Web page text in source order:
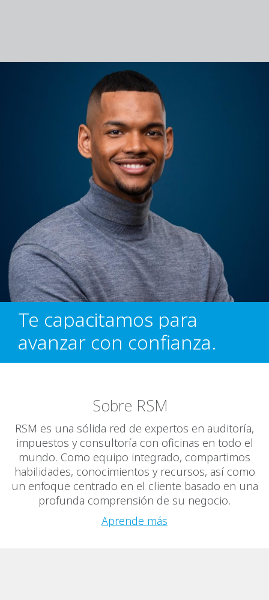
Te capacitamos para
avanzar con confianza.
Sobre RSM
RSM es una sólida red de expertos en auditoría,
impuestos y consultoría con oficinas en todo el
mundo. Como equipo integrado, compartimos
habilidades, conocimientos y recursos, así como
un enfoque centrado en el cliente basado en una
profunda comprensión de su negocio.
Aprende más